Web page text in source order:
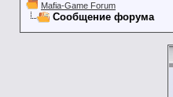
Mafia-Game Forum
Сообщение форума